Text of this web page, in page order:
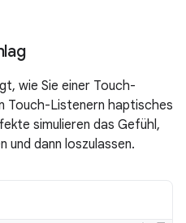
wie Sie einer Touch-
Touch-Listenern haptisches
simulieren das Gefühl,
und dann loszulassen.